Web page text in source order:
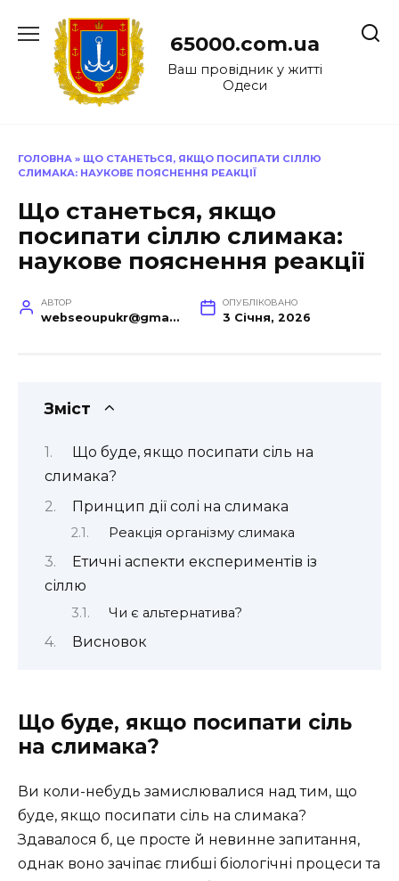
до
65000.com.ua
Ваш провідник у житті
Одеси
ГОЛОВНА » ЩО СТАНЕТЬСЯ, ЯКЩО ПОСИПАТИ СІЛЛЮ
СЛИМАКА: НАУКОВЕ ПОЯСНЕННЯ РЕАКЦІЇ
Що станеться, якщо
посипати сіллю слимака:
наукове пояснення реакції
АВТОР
webseoupukr@gmail.com
ОПУБЛІКОВАНО
3 Січня, 2026
Зміст
Що буде, якщо посипати сіль на
слимака?
Принцип дії солі на слимака
Реакція організму слимака
Етичні аспекти експериментів із
сіллю
Чи є альтернатива?
Висновок
Що буде, якщо посипати сіль
на слимака?
Ви коли-небудь замислювалися над тим, що
буде, якщо посипати сіль на слимака?
Здавалося б, це просте й невинне запитання,
однак воно зачіпає глибші біологічні процеси та